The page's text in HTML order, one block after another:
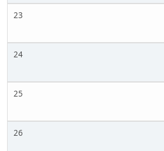
23
24
25
26